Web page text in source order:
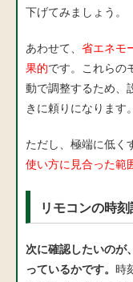
下げてみましょう。
あわせて、 省エネモ
果的です。これらの
動で調整するため、
きに頼りになります。
ただし、極端に低く
使い方に見合った範
リモコンの時
次に確認したいのが
っているかです。 時